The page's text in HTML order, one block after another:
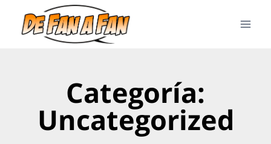
Categoría:
Uncategorized